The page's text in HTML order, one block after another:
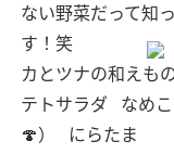
ない野菜だって知
す！笑
カとツナの和えも
テトサラダ なめ
🍄）
にらたま